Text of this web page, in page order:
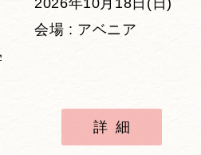
会場 : アベニア
詳細